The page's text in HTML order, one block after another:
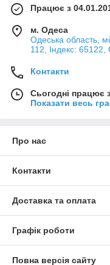
Працює з
м. Одеса
Одеська область,
112, Індекс: 65122,
Контакти
Сьогодні працює
Показати весь
Про нас
Контакти
Доставка та оплата
Графік роботи
Повна версія сайту